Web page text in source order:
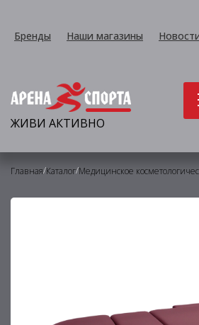
Бренды Наши магазины
ЖИВИ АКТИВНО
Главная/Каталог/Медицинское